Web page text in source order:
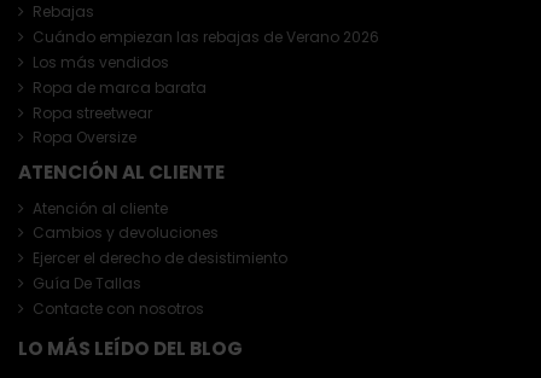
Rebajas
Cuándo empiezan las rebajas de Verano 2026
Los más vendidos
Ropa de marca barata
Ropa streetwear
Ropa Oversize
ATENCIÓN AL CLIENTE
Atención al cliente
Cambios y devoluciones
Ejercer el derecho de desistimiento
Guía De Tallas
Contacte con nosotros
LO MÁS LEÍDO DEL BLOG